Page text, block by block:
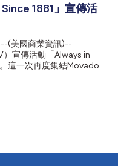
1881」宣傳活
(美國商業資訊)--
宣傳活動「Always in
這一次再度集結Movado
藝，繼續讓消費者看到更
Grinberg表示，「我們
脈中流動的印記，用
Movado腕錶的設計與入